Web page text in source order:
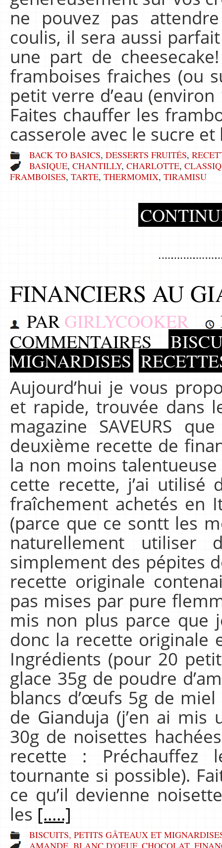
ne pouvez pas
coulis, il sera aussi
une part de
framboises fraiches (ou
petit verre d’eau
Faites chauffer les
casserole avec le sucre et
BACK TO BASICS, DESSERTS FRUITÉS,
BASIQUE, CHANTILLY, CHARLOTTE,
FRAMBOISES, TARTE, THERMOMIX, TIRAMISU
FINANCIERS AU
PAR GIRLYCOOKER
COMMENTAIRES
MIGNARDISES
Aujourd’hui je vous
et rapide, trouvée dans
magazine SAVEURS
deuxième recette de
la non moins
cette recette, j’ai utilisé
fraîchement achetés en
(parce que ce sontt les
naturellement
simplement des pépites
recette originale
pas mises par pure
mis non plus parce que
donc la recette originale
Ingrédients (pour 20
glace 35g de poudre
blancs d’œufs 5g de miel
de Gianduja (j’en ai
30g de noisettes
recette : Préchauffez
tournante si possible).
ce qu’il devienne
les [.....]
BISCUITS, PETITS GÂTEAUX ET